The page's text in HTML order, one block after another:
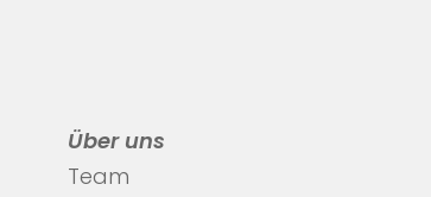
Über uns
Team